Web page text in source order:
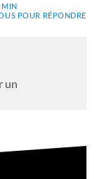
MIN
POUR RÉPONDRE
un